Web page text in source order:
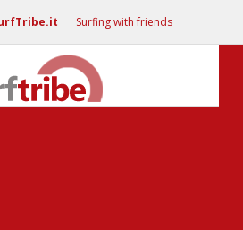
Surfing with friends